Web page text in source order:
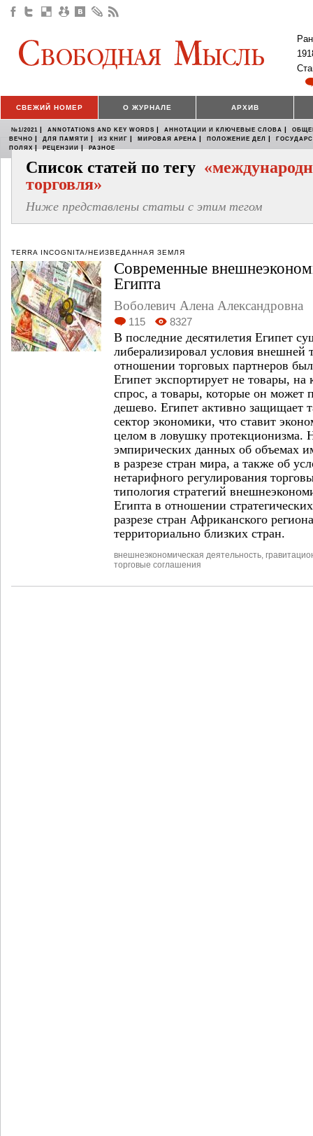
СВЕЖИЙ НОМЕР О ЖУРНАЛЕ АРХИВ
№1/2021 | ANNOTATIONS AND KEY WORDS | АННОТАЦИИ И КЛЮЧЕВЫЕ СЛОВА |
ВЕЧНО | ДЛЯ ПАМЯТИ | ИЗ КНИГ | МИРОВАЯ АРЕНА | ПОЛОЖЕНИЕ ДЕЛ |
ПОЛЯХ | РЕЦЕНЗИИ | РАЗНОЕ
Список статей по тегу
торговля»
Ниже представлены статьи с этим тегом
TERRA INCOGNITA/НЕИЗВЕДАННАЯ ЗЕМЛЯ
Современные
Египта
Воболевич Алена Александровна
115 8327
В последние десятилетия Египет
либерализировал условия внешней
отношении торговых партнеров
Египет экспортирует не товары, на
спрос, а товары, которые он может
дешево. Египет активно защищает
сектор экономики, что ставит
целом в ловушку протекционизма.
эмпирических данных об объемах
в разрезе стран мира, а также об
нетарифного регулирования
типология стратегий
Египта в отношении
разрезе стран Африканского
территориально близких стран.
внешнеэкономическая деятельность
торговые соглашения